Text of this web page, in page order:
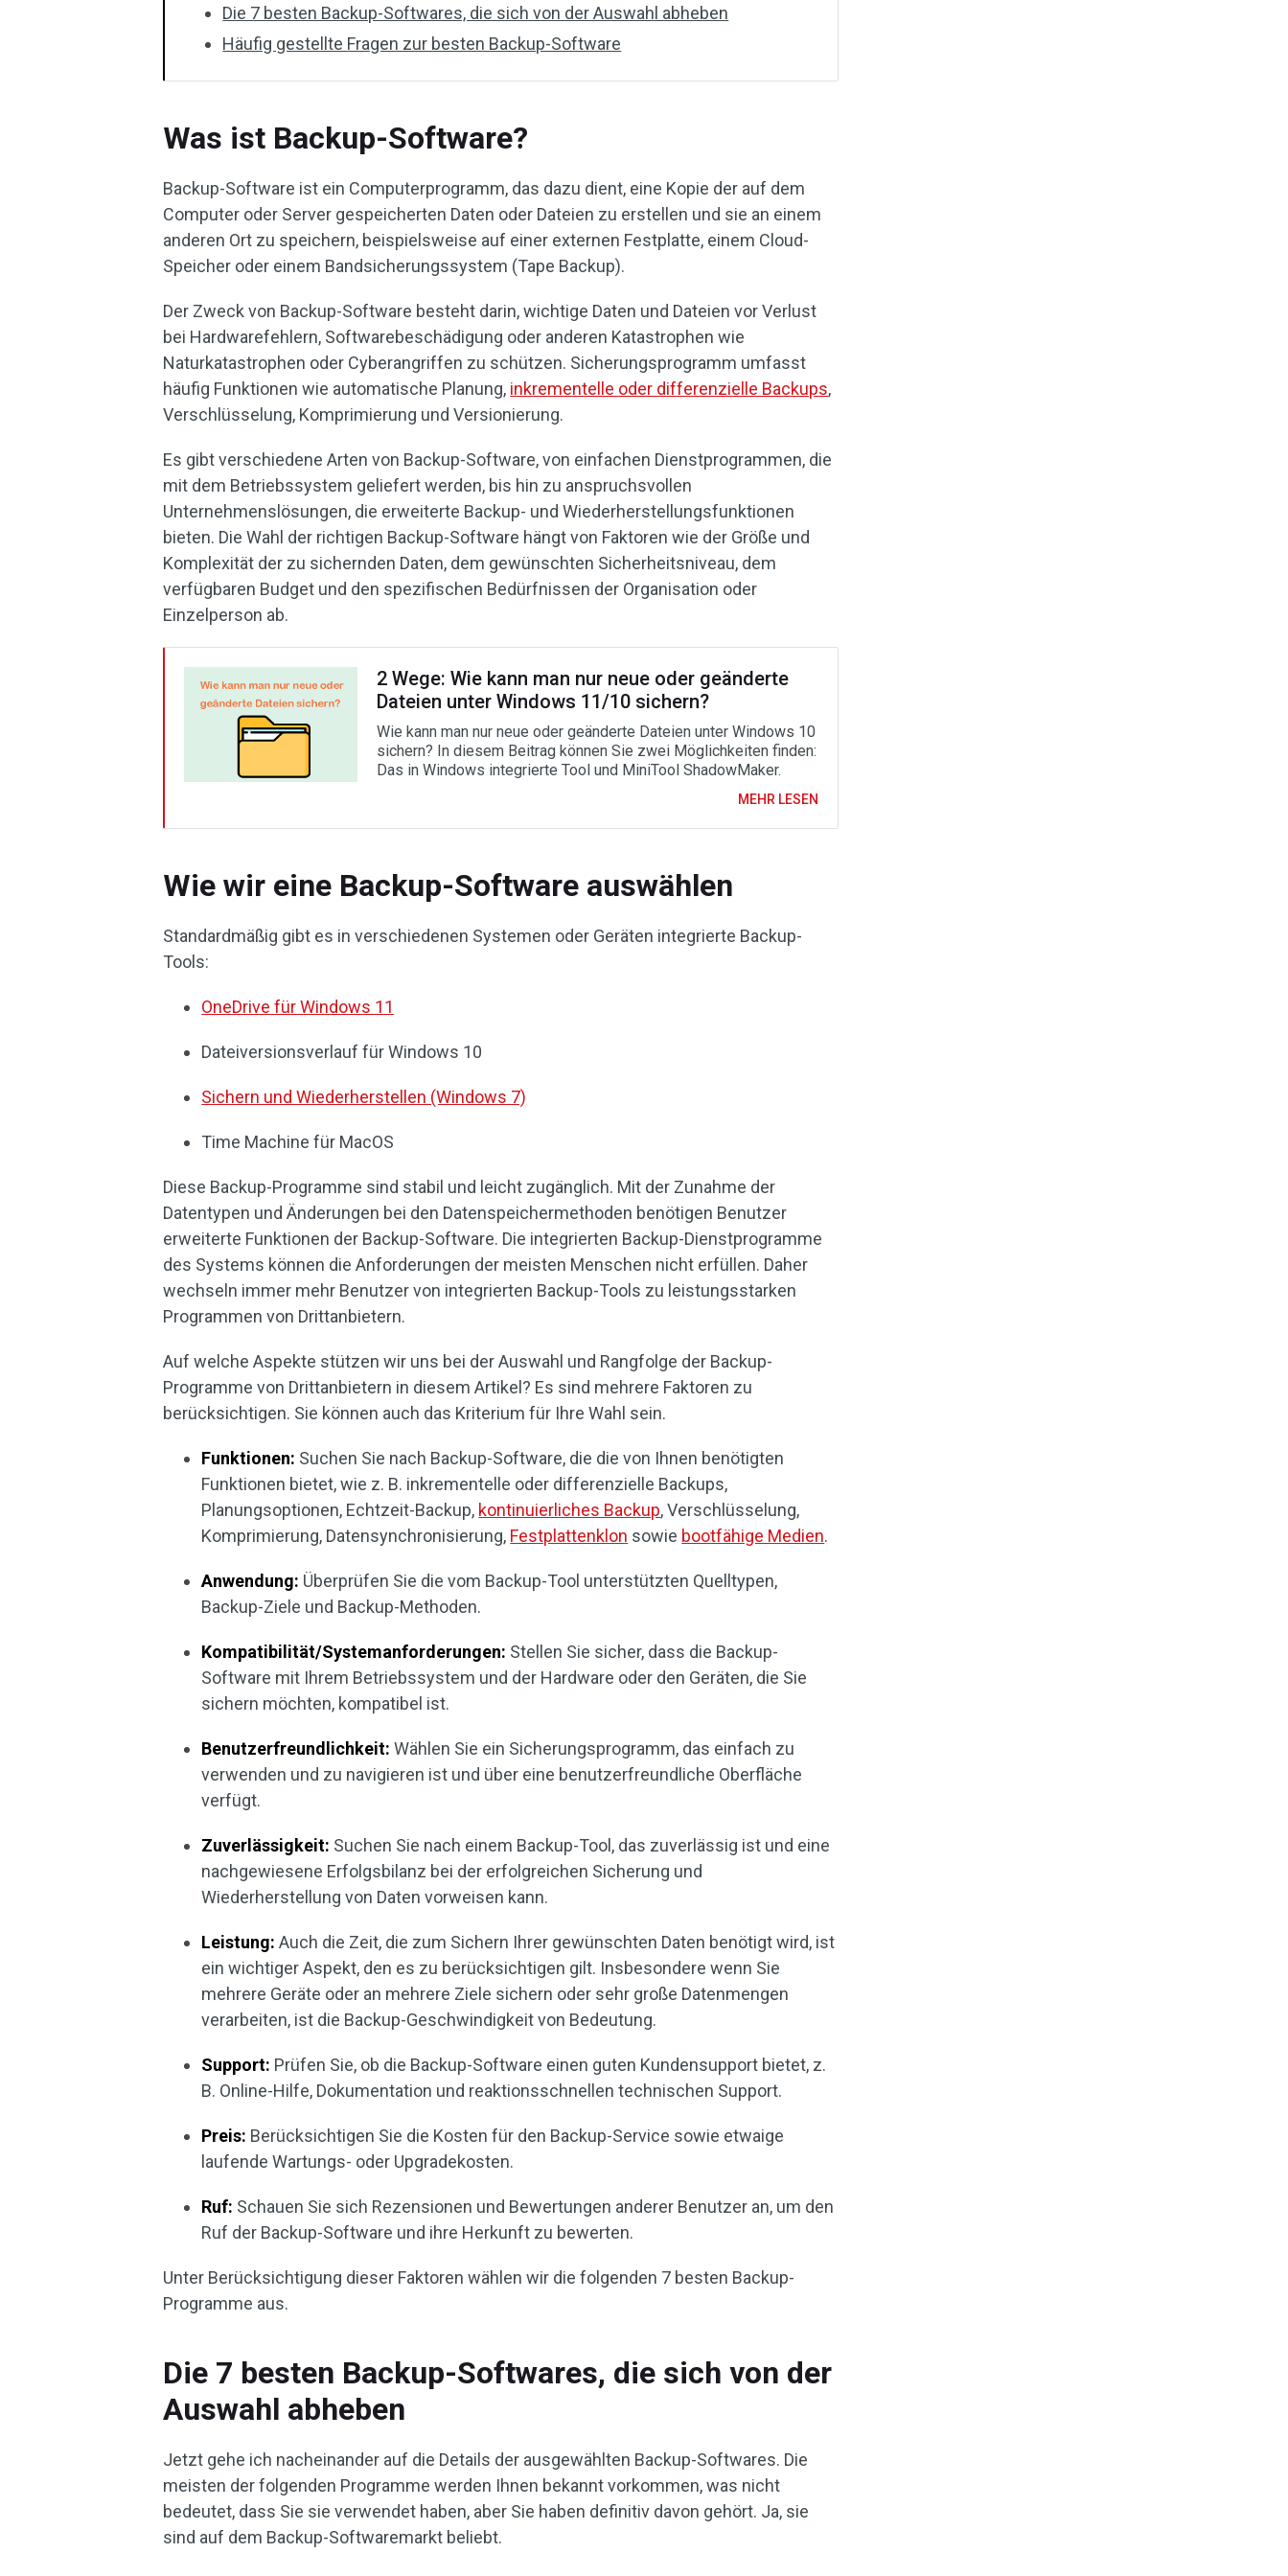
Die 7 besten Backup-Softwares, die sich von der Auswahl abheben
Häufig gestellte Fragen zur besten Backup-Software
Was ist Backup-Software?
Backup-Software ist ein Computerprogramm, das dazu dient, eine Kopie der auf dem
Computer oder Server gespeicherten Daten oder Dateien zu erstellen und sie an einem
anderen Ort zu speichern, beispielsweise auf einer externen Festplatte, einem Cloud-
Speicher oder einem Bandsicherungssystem (Tape Backup).
Der Zweck von Backup-Software besteht darin, wichtige Daten und Dateien vor Verlust
bei Hardwarefehlern, Softwarebeschädigung oder anderen Katastrophen wie
Naturkatastrophen oder Cyberangriffen zu schützen. Sicherungsprogramm umfasst
häufig Funktionen wie automatische Planung, inkrementelle oder differenzielle Backups,
Verschlüsselung, Komprimierung und Versionierung.
Es gibt verschiedene Arten von Backup-Software, von einfachen Dienstprogrammen, die
mit dem Betriebssystem geliefert werden, bis hin zu anspruchsvollen
Unternehmenslösungen, die erweiterte Backup- und Wiederherstellungsfunktionen
bieten. Die Wahl der richtigen Backup-Software hängt von Faktoren wie der Größe und
Komplexität der zu sichernden Daten, dem gewünschten Sicherheitsniveau, dem
verfügbaren Budget und den spezifischen Bedürfnissen der Organisation oder
Einzelperson ab.
2 Wege: Wie kann man nur neue oder geänderte
Dateien unter Windows 11/10 sichern?
Wie kann man nur neue oder geänderte Dateien unter Windows 10
sichern? In diesem Beitrag können Sie zwei Möglichkeiten finden:
Das in Windows integrierte Tool und MiniTool ShadowMaker.
MEHR LESEN
Wie wir eine Backup-Software auswählen
Standardmäßig gibt es in verschiedenen Systemen oder Geräten integrierte Backup-
Tools:
OneDrive für Windows 11
Dateiversionsverlauf für Windows 10
Sichern und Wiederherstellen (Windows 7)
Time Machine für MacOS
Diese Backup-Programme sind stabil und leicht zugänglich. Mit der Zunahme der
Datentypen und Änderungen bei den Datenspeichermethoden benötigen Benutzer
erweiterte Funktionen der Backup-Software. Die integrierten Backup-Dienstprogramme
des Systems können die Anforderungen der meisten Menschen nicht erfüllen. Daher
wechseln immer mehr Benutzer von integrierten Backup-Tools zu leistungsstarken
Programmen von Drittanbietern.
Auf welche Aspekte stützen wir uns bei der Auswahl und Rangfolge der Backup-
Programme von Drittanbietern in diesem Artikel? Es sind mehrere Faktoren zu
berücksichtigen. Sie können auch das Kriterium für Ihre Wahl sein.
Funktionen: Suchen Sie nach Backup-Software, die die von Ihnen benötigten
Funktionen bietet, wie z. B. inkrementelle oder differenzielle Backups,
Planungsoptionen, Echtzeit-Backup, kontinuierliches Backup, Verschlüsselung,
Komprimierung, Datensynchronisierung, Festplattenklon sowie bootfähige Medien.
Anwendung: Überprüfen Sie die vom Backup-Tool unterstützten Quelltypen,
Backup-Ziele und Backup-Methoden.
Kompatibilität/Systemanforderungen: Stellen Sie sicher, dass die Backup-
Software mit Ihrem Betriebssystem und der Hardware oder den Geräten, die Sie
sichern möchten, kompatibel ist.
Benutzerfreundlichkeit: Wählen Sie ein Sicherungsprogramm, das einfach zu
verwenden und zu navigieren ist und über eine benutzerfreundliche Oberfläche
verfügt.
Zuverlässigkeit: Suchen Sie nach einem Backup-Tool, das zuverlässig ist und eine
nachgewiesene Erfolgsbilanz bei der erfolgreichen Sicherung und
Wiederherstellung von Daten vorweisen kann.
Leistung: Auch die Zeit, die zum Sichern Ihrer gewünschten Daten benötigt wird, ist
ein wichtiger Aspekt, den es zu berücksichtigen gilt. Insbesondere wenn Sie
mehrere Geräte oder an mehrere Ziele sichern oder sehr große Datenmengen
verarbeiten, ist die Backup-Geschwindigkeit von Bedeutung.
Support: Prüfen Sie, ob die Backup-Software einen guten Kundensupport bietet, z.
B. Online-Hilfe, Dokumentation und reaktionsschnellen technischen Support.
Preis: Berücksichtigen Sie die Kosten für den Backup-Service sowie etwaige
laufende Wartungs- oder Upgradekosten.
Ruf: Schauen Sie sich Rezensionen und Bewertungen anderer Benutzer an, um den
Ruf der Backup-Software und ihre Herkunft zu bewerten.
Unter Berücksichtigung dieser Faktoren wählen wir die folgenden 7 besten Backup-
Programme aus.
Die 7 besten Backup-Softwares, die sich von der
Auswahl abheben
Jetzt gehe ich nacheinander auf die Details der ausgewählten Backup-Softwares. Die
meisten der folgenden Programme werden Ihnen bekannt vorkommen, was nicht
bedeutet, dass Sie sie verwendet haben, aber Sie haben definitiv davon gehört. Ja, sie
sind auf dem Backup-Softwaremarkt beliebt.